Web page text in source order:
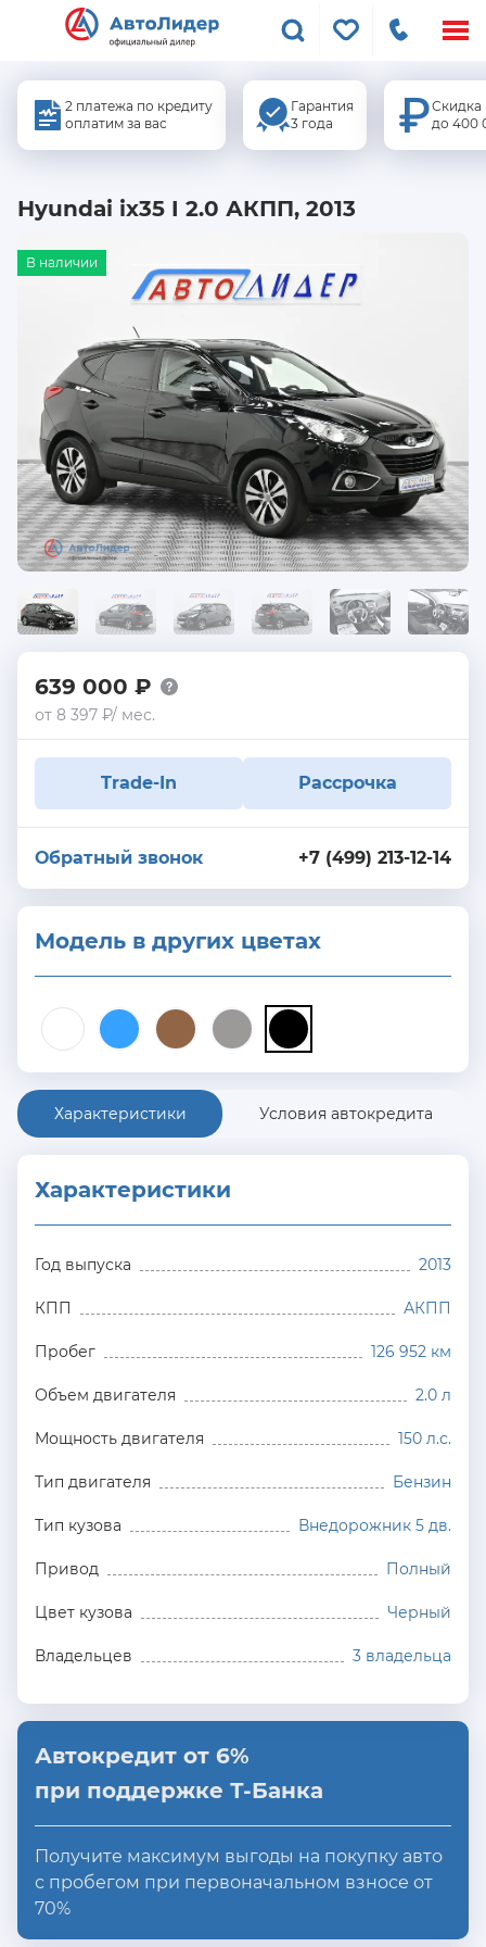
2 платежа по кредиту
оплатим за вас
Гарантия
3 года
Скидка
до 400
Hyundai ix35 I 2.0 АКПП, 2013
В наличии
639 000 ₽
от 8 397 ₽/ мес.
Trade-In Рассрочка
+7 (499) 213-12-14
Обратный звонок
Модель в других цветах
Характеристики Условия автокредита
Характеристики
Год выпуска 2013
КПП АКПП
Пробег 126 952 км
Объем двигателя 2.0 л
Мощность двигателя 150 л.с.
Тип двигателя Бензин
Тип кузова Внедорожник 5 дв.
Привод Полный
Цвет кузова Черный
Владельцев 3 владельца
Автокредит от 6%
при поддержке Т-Банка
Получите максимум выгоды на покупку авто
с пробегом при первоначальном взносе от
70%